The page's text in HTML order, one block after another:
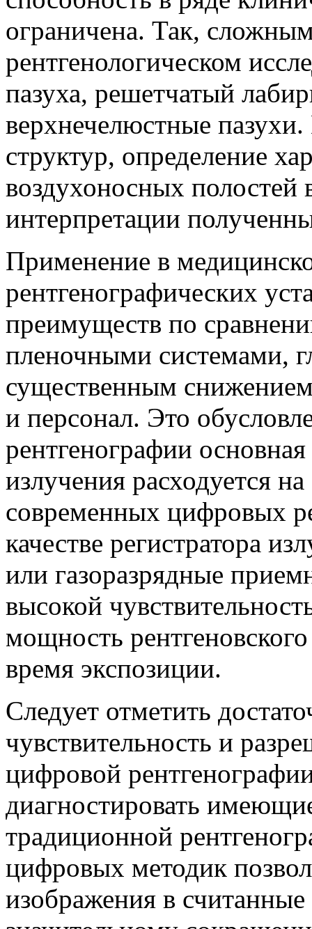
ограничена. Так,
рентгенологическом
пазуха, решетчатый
верхнечелюстные
структур, определение
воздухоносных полостей
интерпретации
Применение в
рентгенографических
преимуществ по
пленочными системами,
существенным
и персонал. Это
рентгенографии
излучения расходуется
современных цифровых
качестве регистратора
или газоразрядные
высокой
мощность
время экспозиции.
Следует отметить
чувствительность и
цифровой
диагностировать
традиционной
цифровых методик
изображения в